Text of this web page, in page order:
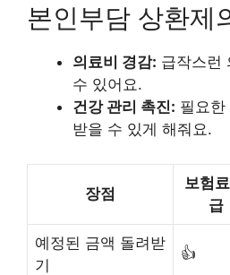
본인부담 상환제
의료비 경감: 급작스런
수 있어요.
건강 관리 촉진: 필요한
받을 수 있게 해줘요.
장점
보험
급
예정된 금액 돌려받
기
👍